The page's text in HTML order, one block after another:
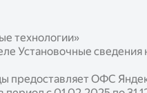
технологии»
Установочные сведения
предоставляет ОФС